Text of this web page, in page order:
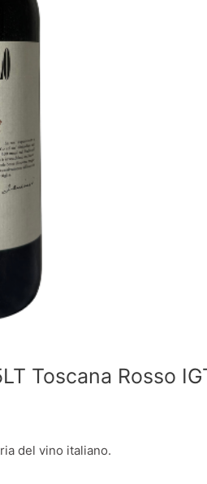
Toscana Rosso
del vino italiano.